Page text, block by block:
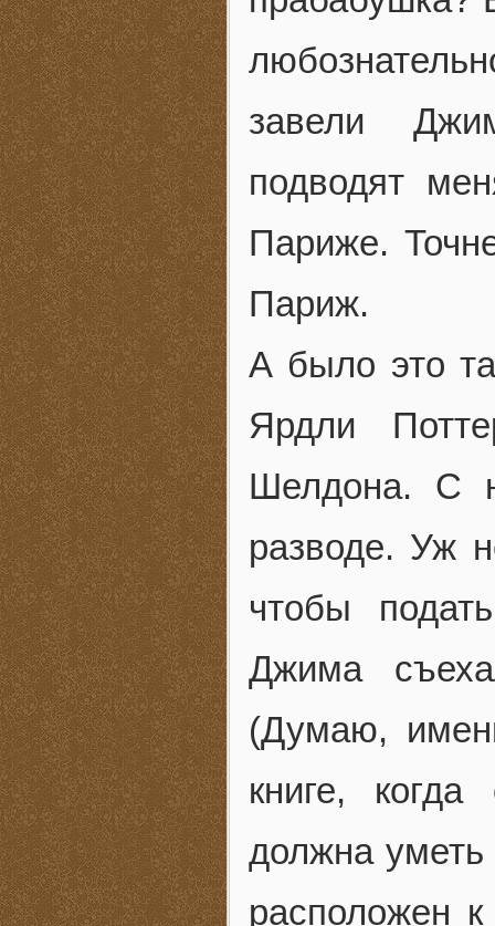
завели
подводят
Париже.
Париж.
А было это
Ярдли
Шелдона. С
разводе. Уж
чтобы
Джима
(Думаю,
книге,
должна
расположен